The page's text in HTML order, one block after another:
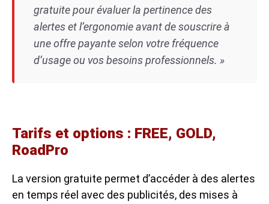
gratuite pour évaluer la pertinence des
alertes et l’ergonomie avant de souscrire à
une offre payante selon votre fréquence
d’usage ou vos besoins professionnels. »
Tarifs et options : FREE, GOLD,
RoadPro
La version gratuite permet d’accéder à des alertes
en temps réel avec des publicités, des mises à